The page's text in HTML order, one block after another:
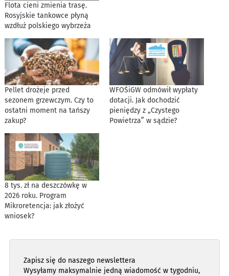
Flota cieni zmienia trasę.
Rosyjskie tankowce płyną
wzdłuż polskiego wybrzeża
Pellet drożeje przed
sezonem grzewczym. Czy to
ostatni moment na tańszy
zakup?
WFOŚiGW odmówił wypłaty
dotacji. Jak dochodzić
pieniędzy z „Czystego
Powietrza” w sądzie?
8 tys. zł na deszczówkę w
2026 roku. Program
Mikroretencja: jak złożyć
wniosek?
Zapisz się do naszego newslettera
Wysyłamy maksymalnie jedną wiadomość w tygodniu,